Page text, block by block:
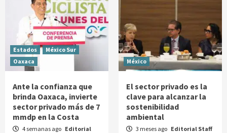
Estados
México Sur
Oaxaca
Ante la confianza que
brinda Oaxaca, invierte
sector privado más de 7
mmdp en la Costa
4 semanas ago Editorial
México
El sector privado es la
clave para alcanzar la
sostenibilidad
ambiental
3 meses ago Editorial Staff